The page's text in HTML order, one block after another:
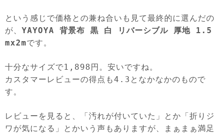
という感じで価格との兼ね合いも見て最終的に選んだの
が、 YAYOYA 背景布 黒 白 リバーシブル 厚地 1.5
mx2mです。
十分なサイズで1,898円。安いですね。
カスタマーレビューの得点も4.3となかなかのもので
す。
レビューを見ると、「汚れが付いていた」とか「折りジ
ワが気になる」とかいう声もありますが、まぁまぁ満足